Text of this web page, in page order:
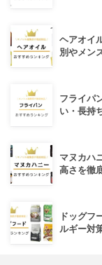
ヘアオイ
別やメン
フライパ
い・長持
マヌカハ
高さを徹
ドッグフ
ルギー対